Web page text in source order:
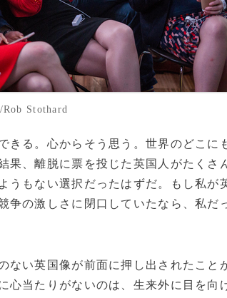
Stothard
る。心からそう思う。世界のどこに
果、離脱に票を投じた英国人がたくさ
うもない選択だったはずだ。もし私が
争の激しさに閉口していたなら、私だ
い英国像が前面に押し出されたこと
心当たりがないのは、生来外に目を向